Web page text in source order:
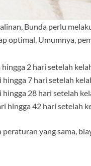
Bunda perlu
optimal. Umumnya,
hingga 2 hari setelah
hingga 7 hari setelah
hingga 28 hari setelah
hingga 42 hari setelah
peraturan yang sama,